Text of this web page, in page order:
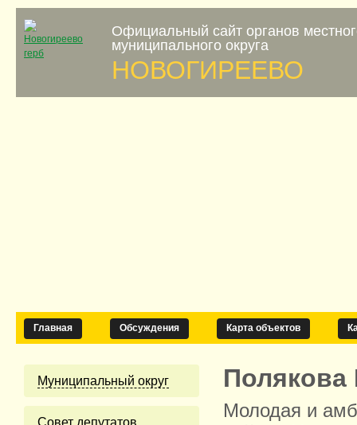
Официальный сайт органов
муниципального округа
НОВОГИРЕЕВО
Главная Обсуждения Карта объектов
Муниципальный округ
Cовет депутатов
Молодая и